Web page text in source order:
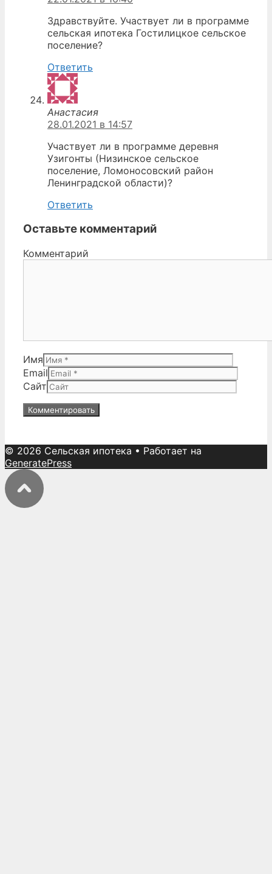
Здравствуйте. Участвует ли в программе
сельская ипотека Гостилицкое сельское
поселение?
Ответить
Анастасия
28.01.2021 в 14:57
Участвует ли в программе деревня
Узигонты (Низинское сельское
поселение, Ломоносовский район
Ленинградской области)?
Ответить
Оставьте комментарий
Комментарий
Имя
Email
Сайт
© 2026 Сельская ипотека • Работает на
GeneratePress